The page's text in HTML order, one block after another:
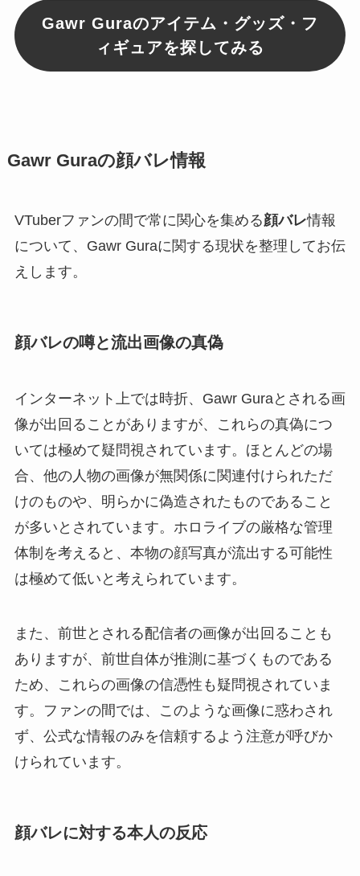
Gawr Guraのアイテム・グッズ・フ
ィギュアを探してみる
Gawr Guraの顔バレ情報
VTuberファンの間で常に関心を集める顔バレ情報
について、Gawr Guraに関する現状を整理してお伝
えします。
顔バレの噂と流出画像の真偽
インターネット上では時折、Gawr Guraとされる画
像が出回ることがありますが、これらの真偽につ
いては極めて疑問視されています。ほとんどの場
合、他の人物の画像が無関係に関連付けられただ
けのものや、明らかに偽造されたものであること
が多いとされています。ホロライブの厳格な管理
体制を考えると、本物の顔写真が流出する可能性
は極めて低いと考えられています。
また、前世とされる配信者の画像が出回ることも
ありますが、前世自体が推測に基づくものである
ため、これらの画像の信憑性も疑問視されていま
す。ファンの間では、このような画像に惑わされ
ず、公式な情報のみを信頼するよう注意が呼びか
けられています。
顔バレに対する本人の反応